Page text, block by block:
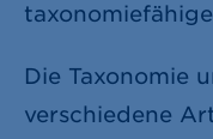
Die Taxonomie
verschiedene